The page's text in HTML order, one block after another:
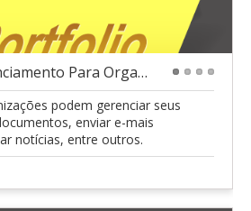
Sistema de Gerenciamento Para Organizações
podem gerenciar seus
enviar e-mais
notícias, entre outros.